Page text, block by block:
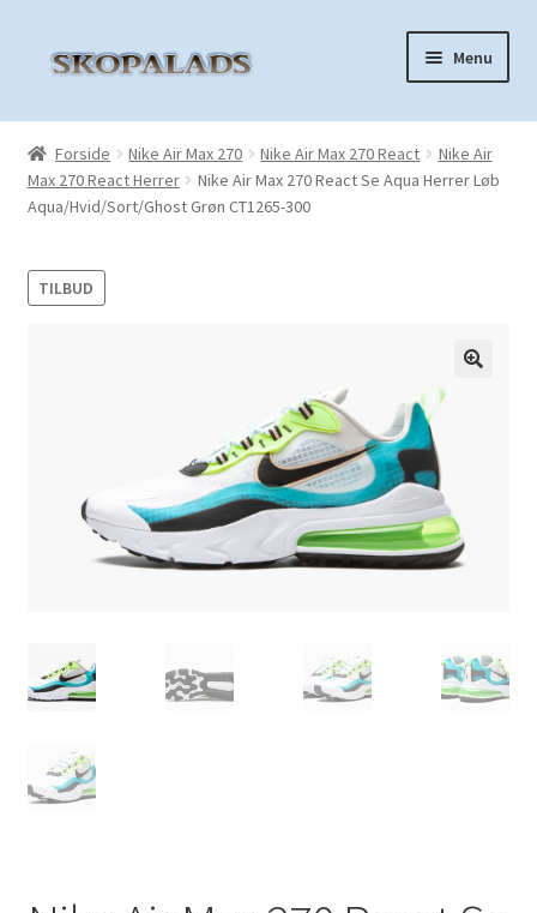
Menu
Forside
Nike Air Force 1
Nike Air Max 90
Forside Nike Air Max 270 Nike Air Max 270 React
Nike Air
Max 270 React Herrer
Nike Air Max 270 React Se Aqua Herrer Løb
Aqua/Hvid/Sort/Ghost Grøn CT1265-300
TILBUD